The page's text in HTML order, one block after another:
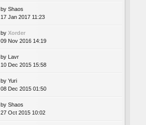
by Shaos
17 Jan 2017 11:23
by Xorder
09 Nov 2016 14:19
by
Lavr
10 Dec 2015 15:58
by Yuri
08 Dec 2015 01:50
by Shaos
27 Oct 2015 10:02